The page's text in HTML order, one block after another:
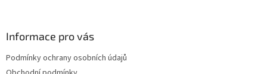
Informace pro vás
Podmínky ochrany osobních údajů